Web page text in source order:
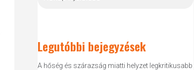
Legutóbbi bejegyzések
A hőség és szárazság miatti helyzet legkritikusabb